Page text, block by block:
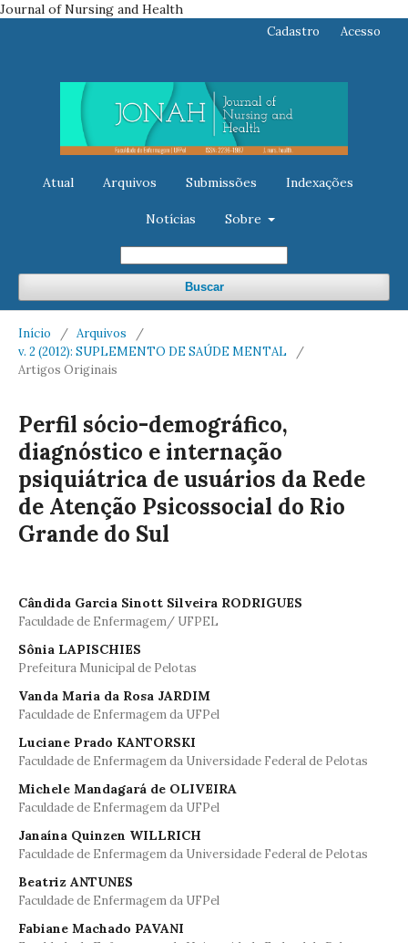
Journal of Nursing and Health
Atual Arquivos Submissões Indexações
Notícias Sobre
Buscar
Cadastro Acesso
Início / Arquivos
/
v. 2 (2012): SUPLEMENTO DE SAÚDE MENTAL
/
Artigos Originais
Perfil sócio-demográfico,
diagnóstico e internação
psiquiátrica de usuários da Rede
de Atenção Psicossocial do Rio
Grande do Sul
Cândida Garcia Sinott Silveira RODRIGUES
Faculdade de Enfermagem/ UFPEL
Sônia LAPISCHIES
Prefeitura Municipal de Pelotas
Vanda Maria da Rosa JARDIM
Faculdade de Enfermagem da UFPel
Luciane Prado KANTORSKI
Faculdade de Enfermagem da Universidade Federal de Pelotas
Michele Mandagará de OLIVEIRA
Faculdade de Enfermagem da UFPel
Janaína Quinzen WILLRICH
Faculdade de Enfermagem da Universidade Federal de Pelotas
Beatriz ANTUNES
Faculdade de Enfermagem da UFPel
Fabiane Machado PAVANI